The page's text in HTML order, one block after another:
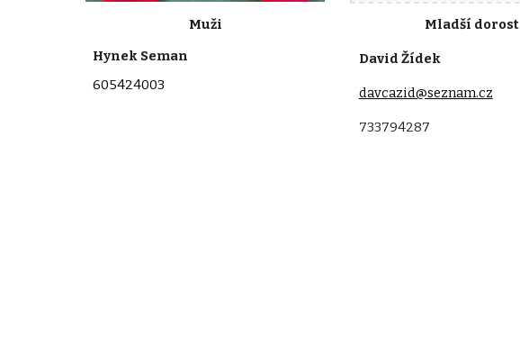
Muži
Hynek Seman
605424003
Mladší dorost
David Žídek
davcazid@seznam.cz
733794287